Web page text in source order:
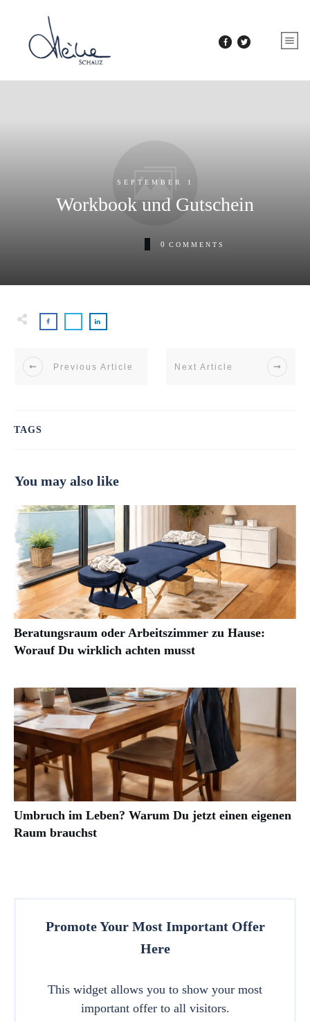
SEPTEMBER 1
Workbook und Gutschein
0 COMMENTS
Previous Article Next Article
TAGS
You may also like
Beratungsraum oder Arbeitszimmer zu Hause:
Worauf Du wirklich achten musst
Umbruch im Leben? Warum Du jetzt einen eigenen
Raum brauchst
Promote Your Most Important Offer
Here
This widget allows you to show your most
important offer to all visitors.